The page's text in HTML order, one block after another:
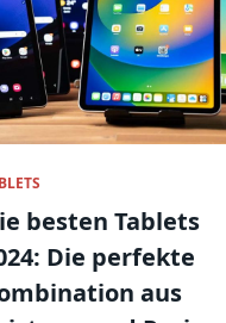
besten Tablets
Die perfekte
aus